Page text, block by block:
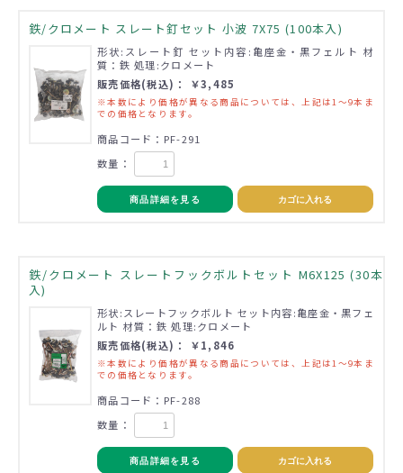
鉄/クロメート スレート釘セット 小波 7X75 (100本入)
形状:スレート釘 セット内容:亀座金・黒フェルト 材
質：鉄 処理:クロメート
販売価格(税込)： ￥3,485
※本数により価格が異なる商品については、上記は1～9本ま
での価格となります。
商品コード：PF-291
数量：
商品詳細を見る カゴに入れる
鉄/クロメート スレートフックボルトセット M6X125 (30本
入)
形状:スレートフックボルト セット内容:亀座金・黒フェ
ルト 材質：鉄 処理:クロメート
販売価格(税込)： ￥1,846
※本数により価格が異なる商品については、上記は1～9本ま
での価格となります。
商品コード：PF-288
数量：
商品詳細を見る カゴに入れる